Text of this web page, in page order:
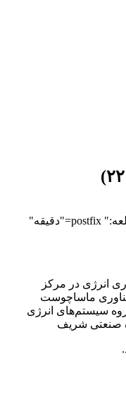
[rt_reading_time label="زمان مطالعه:" postfix="دقیقه"
انرژی در مرکز
ماساچوست
سیستم‌های انرژی
صنعتی شریف